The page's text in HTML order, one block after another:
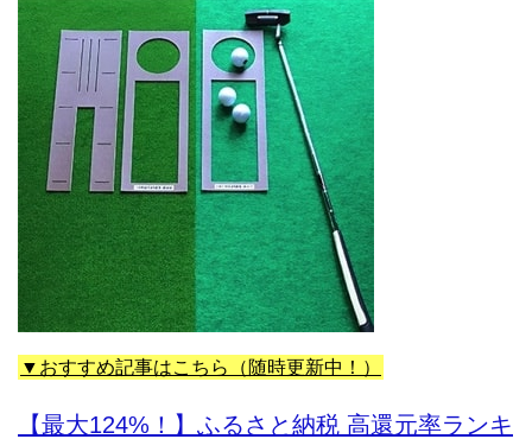
▼おすすめ記事はこちら（随時更新中！）
【最大124%！】ふるさと納税 高還元率ランキ